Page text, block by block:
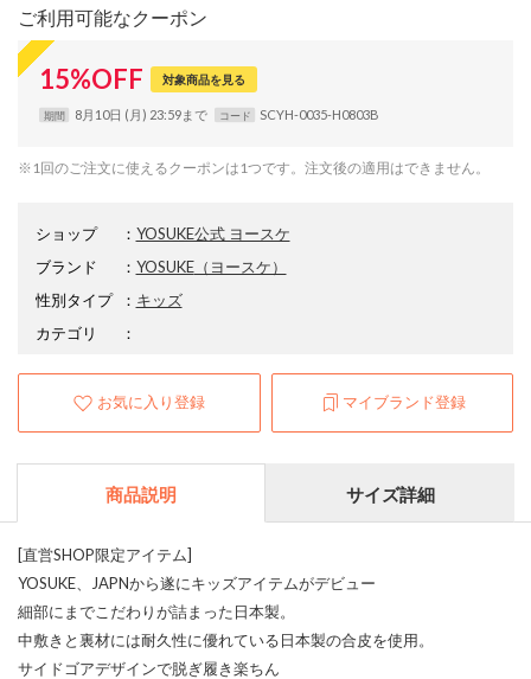
ご利用可能なクーポン
15%OFF 対象商品を見る
期間 8月10日 (月) 23:59まで コード SCYH-0035-H0803B
※1回のご注文に使えるクーポンは1つです。注文後の適用はできません。
ショップ ： YOSUKE公式 ヨースケ
ブランド
： YOSUKE（ヨースケ）
性別タイプ
： キッズ
カテゴリ
：
お気に入り登録 マイブランド登録
商品説明 サイズ詳細
[直営SHOP限定アイテム]
YOSUKE、JAPNから遂にキッズアイテムがデビュー
細部にまでこだわりが詰まった日本製。
中敷きと裏材には耐久性に優れている日本製の合皮を使用。
サイドゴアデザインで脱ぎ履き楽ちん